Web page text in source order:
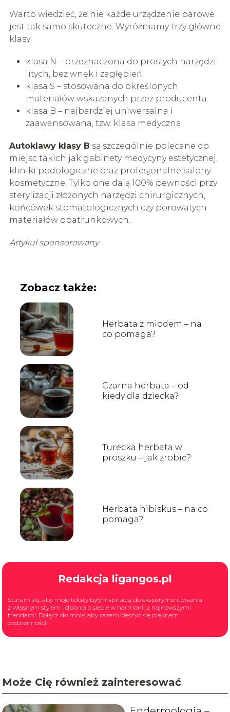
Warto wiedzieć, że nie każde urządzenie parowe
jest tak samo skuteczne. Wyróżniamy trzy główne
klasy:
klasa N – przeznaczona do prostych narzędzi
litych, bez wnęk i zagłębień
klasa S – stosowana do określonych
materiałów wskazanych przez producenta
klasa B – najbardziej uniwersalna i
zaawansowana, tzw. klasa medyczna
Autoklawy klasy B są szczególnie polecane do
miejsc takich jak gabinety medycyny estetycznej,
kliniki podologiczne oraz profesjonalne salony
kosmetyczne. Tylko one dają 100% pewności przy
sterylizacji złożonych narzędzi chirurgicznych,
końcówek stomatologicznych czy porowatych
materiałów opatrunkowych.
Artykuł sponsorowany
Zobacz także:
Herbata z miodem – na
co pomaga?
Czarna herbata – od
kiedy dla dziecka?
Turecka herbata w
proszku – jak zrobić?
Herbata hibiskus – na co
pomaga?
Redakcja ligangos.pl
Staram się, aby moje teksty były inspiracją do eksperymentowania
z własnym stylem i dbania o siebie w harmonii z najnowszymi
trendami. Dołącz do mnie, aby razem cieszyć się pięknem
codzienności!
Może Cię również zainteresować